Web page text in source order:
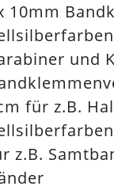
10mm
und
für z.B.
z.B.